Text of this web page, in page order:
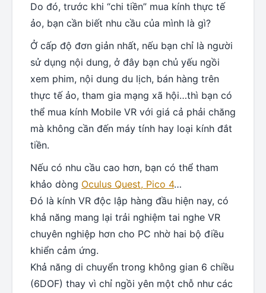
Do đó, trước khi “chi tiền” mua kính thực tế
ảo, bạn cần biết nhu cầu của mình là gì?
Ở cấp độ đơn giản nhất, nếu bạn chỉ là người
sử dụng nội dung, ở đây bạn chủ yếu ngồi
xem phim, nội dung du lịch, bán hàng trên
thực tế ảo, tham gia mạng xã hội…thì bạn có
thể mua kính Mobile VR với giá cả phải chăng
mà không cần đến máy tính hay loại kính đắt
tiền.
Nếu có nhu cầu cao hơn, bạn có thể tham
khảo dòng Oculus Quest, Pico 4…
Đó là kính VR độc lập hàng đầu hiện nay, có
khả năng mang lại trải nghiệm tai nghe VR
chuyên nghiệp hơn cho PC nhờ hai bộ điều
khiển cảm ứng.
Khả năng di chuyển trong không gian 6 chiều
(6DOF) thay vì chỉ ngồi yên một chỗ như các